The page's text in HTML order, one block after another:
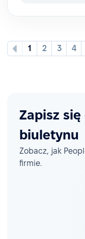
1 2 3 4
Zapisz się
biuletynu
Zobacz, jak
firmie.